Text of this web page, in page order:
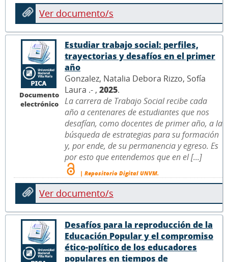
Ver documento/s
Documento
electrónico
Estudiar trabajo social: perfiles,
trayectorias y desafíos en el primer
año
Gonzalez, Natalia Debora Rizzo, Sofía
Laura .- , 2025.
La carrera de Trabajo Social recibe cada
año a centenares de estudiantes que nos
desafían, como docentes de primer año, a la
búsqueda de estrategias para su formación
y, por ende, de su permanencia y egreso. Es
por esto que entendemos que en el [...]
| Repositorio Digital UNVM.
Ver documento/s
Desafíos para la reproducción de la
Educación Popular y el compromiso
ético-político de los educadores
populares en tiempos de